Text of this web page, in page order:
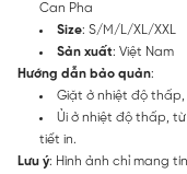
Can Pha
Size: S/M/L/XL/XXL
Sản xuất: Việt Nam
Hướng dẫn bảo quản:
Giặt ở nhiệt độ
Ủi ở nhiệt độ thấp,
tiết in.
Lưu ý: Hình ảnh chỉ mang